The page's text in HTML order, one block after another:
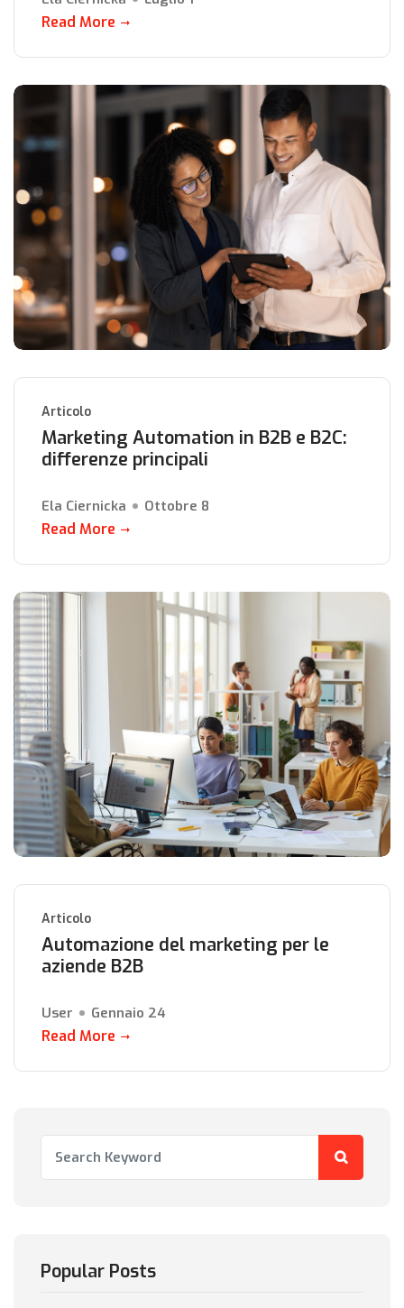
Read More
Articolo
Marketing Automation in B2B e B2C:
differenze principali
Ela Ciernicka Ottobre 8
Read More
Articolo
Automazione del marketing per le
aziende B2B
User Gennaio 24
Read More
Popular Posts